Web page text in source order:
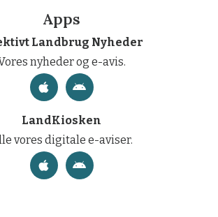
Apps
Landbrug Nyheder
nyheder og e-avis.
LandKiosken
vores digitale e-aviser.